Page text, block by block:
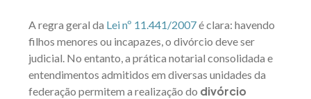
A regra geral da Lei nº 11.441/2007é clara: havendo
filhos menores ou incapazes, o divórcio deve ser
judicial. No entanto, a prática notarial consolidada e
entendimentos admitidos em diversas unidades da
federação permitem a realização do divórcio